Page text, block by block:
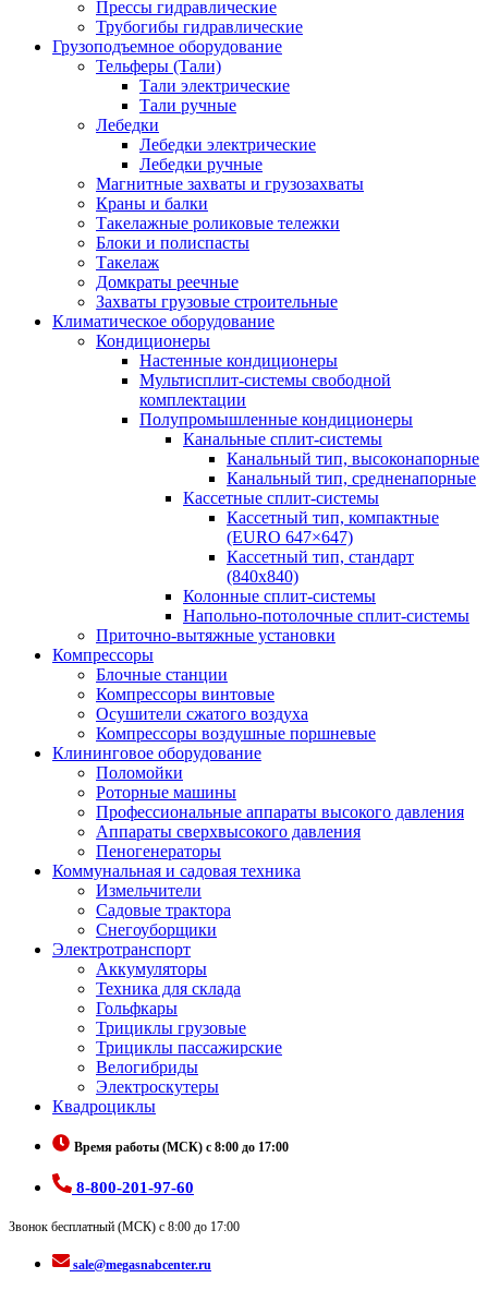
Прессы гидравлические
Трубогибы гидравлические
Грузоподъемное оборудование
Тельферы (Тали)
Тали электрические
Тали ручные
Лебедки
Лебедки электрические
Лебедки ручные
Магнитные захваты и грузозахваты
Краны и балки
Такелажные роликовые тележки
Блоки и полиспасты
Такелаж
Домкраты реечные
Захваты грузовые строительные
Климатическое оборудование
Кондиционеры
Настенные кондиционеры
Мультисплит-системы свободной
комплектации
Полупромышленные кондиционеры
Канальные сплит-системы
Канальный тип, высоконапорные
Канальный тип, средненапорные
Кассетные сплит-системы
Кассетный тип, компактные
(EURO 647×647)
Кассетный тип, стандарт
(840х840)
Колонные сплит-системы
Напольно-потолочные сплит-системы
Приточно-вытяжные установки
Компрессоры
Блочные станции
Компрессоры винтовые
Осушители сжатого воздуха
Компрессоры воздушные поршневые
Клининговое оборудование
Поломойки
Роторные машины
Профессиональные аппараты высокого давления
Аппараты сверхвысокого давления
Пеногенераторы
Коммунальная и садовая техника
Измельчители
Садовые трактора
Снегоуборщики
Электротранспорт
Аккумуляторы
Техника для склада
Гольфкары
Трициклы грузовые
Трициклы пассажирские
Велогибриды
Электроскутеры
Квадроциклы
Время работы (МСК) с 8:00 до 17:00
8-800-201-97-60
Звонок бесплатный (МСК) с 8:00 до 17:00
sale@megasnabcenter.ru